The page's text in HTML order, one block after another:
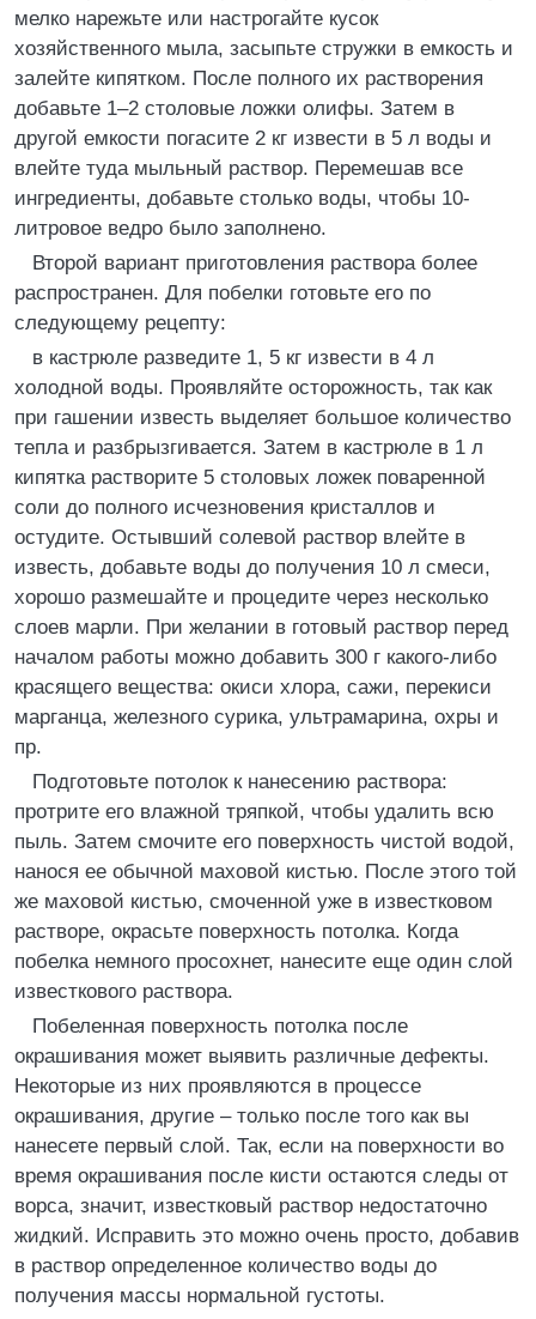
мелко нарежьте или настрогайте кусок
хозяйственного мыла, засыпьте стружки в емкость и
залейте кипятком. После полного их растворения
добавьте 1–2 столовые ложки олифы. Затем в
другой емкости погасите 2 кг извести в 5 л воды и
влейте туда мыльный раствор. Перемешав все
ингредиенты, добавьте столько воды, чтобы 10-
литровое ведро было заполнено.
Второй вариант приготовления раствора более
распространен. Для побелки готовьте его по
следующему рецепту:
в кастрюле разведите 1, 5 кг извести в 4 л
холодной воды. Проявляйте осторожность, так как
при гашении известь выделяет большое количество
тепла и разбрызгивается. Затем в кастрюле в 1 л
кипятка растворите 5 столовых ложек поваренной
соли до полного исчезновения кристаллов и
остудите. Остывший солевой раствор влейте в
известь, добавьте воды до получения 10 л смеси,
хорошо размешайте и процедите через несколько
слоев марли. При желании в готовый раствор перед
началом работы можно добавить 300 г какого-либо
красящего вещества: окиси хлора, сажи, перекиси
марганца, железного сурика, ультрамарина, охры и
пр.
Подготовьте потолок к нанесению раствора:
протрите его влажной тряпкой, чтобы удалить всю
пыль. Затем смочите его поверхность чистой водой,
нанося ее обычной маховой кистью. После этого той
же маховой кистью, смоченной уже в известковом
растворе, окрасьте поверхность потолка. Когда
побелка немного просохнет, нанесите еще один слой
известкового раствора.
Побеленная поверхность потолка после
окрашивания может выявить различные дефекты.
Некоторые из них проявляются в процессе
окрашивания, другие – только после того как вы
нанесете первый слой. Так, если на поверхности во
время окрашивания после кисти остаются следы от
ворса, значит, известковый раствор недостаточно
жидкий. Исправить это можно очень просто, добавив
в раствор определенное количество воды до
получения массы нормальной густоты.